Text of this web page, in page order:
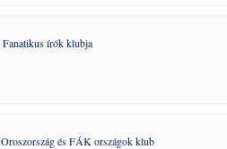
Fanatikus írók klubja
Oroszország és FÁK országok klub